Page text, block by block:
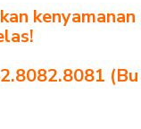
kenyamanan
(Bu